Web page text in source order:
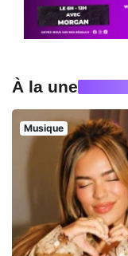
À la une
Musique